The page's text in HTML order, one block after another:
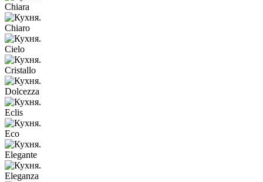
Chiara
Chiaro
Cielo
Cristallo
Dolcezza
Eclis
Eco
Elegante
Eleganza